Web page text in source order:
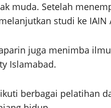
muda. Setelah
studi ke
juga menimba
Islamabad.
berbagai pelatihan